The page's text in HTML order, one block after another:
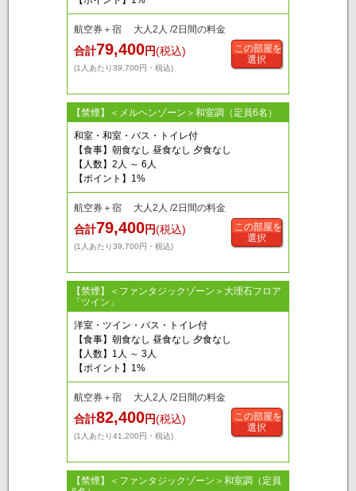
航空券＋宿 大人2人 /2日間の料金
合計79,400円(税込)
(1人あたり39,700円・税込)
この部屋を
選択
【禁煙】＜メルヘンゾーン＞和室調（定員6名）
和室・和室・バス・トイレ付
【食事】朝食なし 昼食なし 夕食なし
【人数】2人 ～ 6人
【ポイント】1%
航空券＋宿 大人2人 /2日間の料金
合計79,400円(税込)
(1人あたり39,700円・税込)
この部屋を
選択
【禁煙】＜ファンタジックゾーン＞大理石フロア
「ツイン」
洋室・ツイン・バス・トイレ付
【食事】朝食なし 昼食なし 夕食なし
【人数】1人 ～ 3人
【ポイント】1%
航空券＋宿 大人2人 /2日間の料金
合計82,400円(税込)
(1人あたり41,200円・税込)
この部屋を
選択
【禁煙】＜ファンタジックゾーン＞和室調（定員